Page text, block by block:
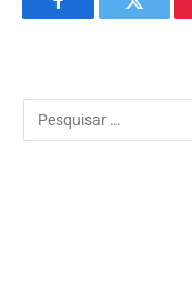
FacebookTwitter